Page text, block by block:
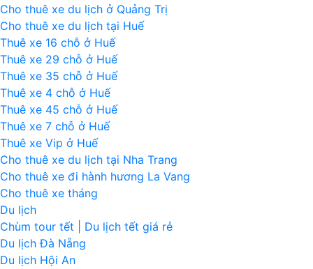
Cho thuê xe du lịch ở Quảng Trị
Cho thuê xe du lịch tại Huế
Thuê xe 16 chỗ ở Huế
Thuê xe 29 chỗ ở Huế
Thuê xe 35 chỗ ở Huế
Thuê xe 4 chỗ ở Huế
Thuê xe 45 chỗ ở Huế
Thuê xe 7 chỗ ở Huế
Thuê xe Vip ở Huế
Cho thuê xe du lịch tại Nha Trang
Cho thuê xe đi hành hương La Vang
Cho thuê xe tháng
Du lịch
Chùm tour tết | Du lịch tết giá rẻ
Du lịch Đà Nẵng
Du lịch Hội An